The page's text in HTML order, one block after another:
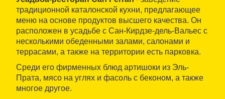
традиционной каталонской кухни, предлагающее
меню на основе продуктов высшего качества. Он
расположен в усадьбе с Сан-Кирдзе-дель-Вальес с
несколькими обеденными залами, салонами и
террасами, а также на территории есть парковка.
Среди его фирменных блюд артишоки из Эль-
Прата, мясо на углях и фасоль с беконом, а также
многое другое.